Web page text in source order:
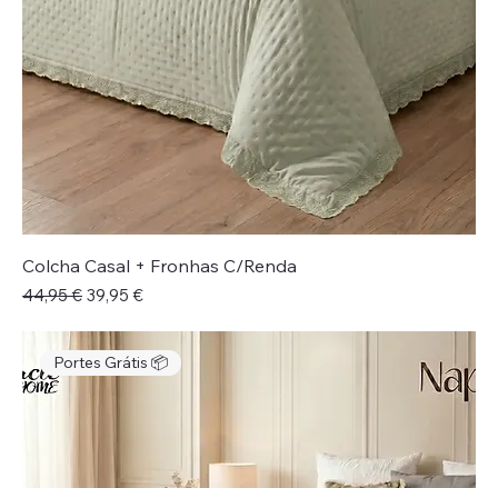
Colcha Casal + Fronhas C/Renda
Preço normal
44,95 € Preço promocional
39,95 €
Portes Grátis 📦